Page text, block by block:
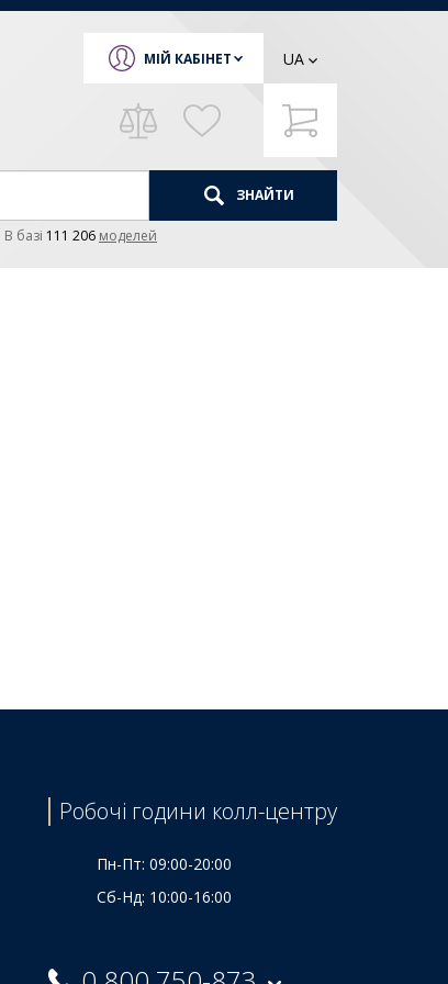
МІЙ КАБІНЕТ UA
ЗНАЙТИ
В базi 111 206 моделей
Робочі години колл-центру
Пн-Пт: 09:00-20:00
Сб-Нд: 10:00-16:00